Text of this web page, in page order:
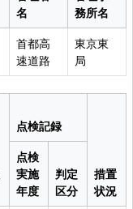
名
務所名
首都高
速道路
東京東
局
点検記録
措置
状況
点検
実施
年度
判定
区分